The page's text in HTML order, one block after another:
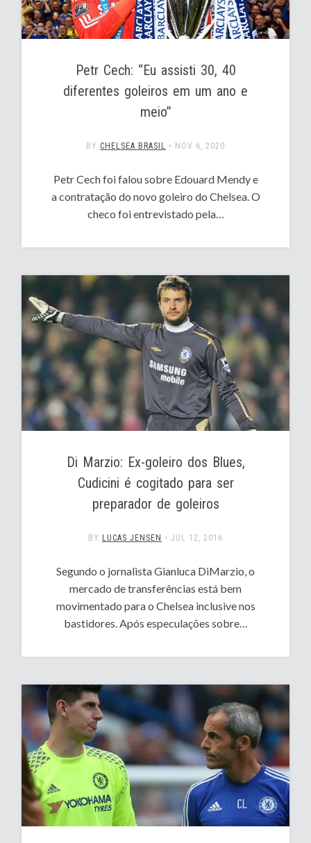
Petr Cech: “Eu assisti 30, 40
diferentes goleiros em um ano e
meio”
BY CHELSEA BRASIL • NOV 6, 2020
Petr Cech foi falou sobre Edouard Mendy e
a contratação do novo goleiro do Chelsea. O
checo foi entrevistado pela…
Di Marzio: Ex-goleiro dos Blues,
Cudicini é cogitado para ser
preparador de goleiros
BY LUCAS JENSEN • JUL 12, 2016
Segundo o jornalista Gianluca DiMarzio, o
mercado de transferências está bem
movimentado para o Chelsea inclusive nos
bastidores. Após especulações sobre…